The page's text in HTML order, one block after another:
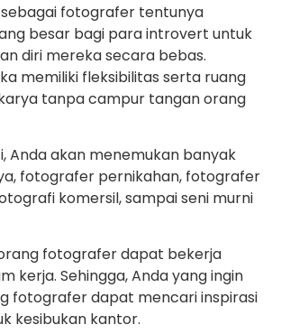
sebagai fotografer tentunya
besar bagi para introvert untuk
diri mereka secara bebas.
memiliki fleksibilitas serta ruang
tanpa campur tangan orang
Anda akan menemukan banyak
fotografer pernikahan, fotografer
komersil, sampai seni murni
fotografer dapat bekerja
kerja. Sehingga, Anda yang ingin
fotografer dapat mencari inspirasi
kesibukan kantor.